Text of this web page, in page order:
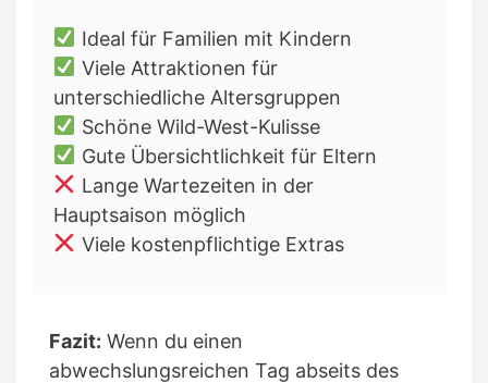
Ideal für Familien mit Kindern
Viele Attraktionen für
unterschiedliche Altersgruppen
Schöne Wild-West-Kulisse
Gute Übersichtlichkeit für Eltern
Lange Wartezeiten in der
Hauptsaison möglich
Viele kostenpflichtige Extras
Fazit: Wenn du einen
abwechslungsreichen Tag abseits des